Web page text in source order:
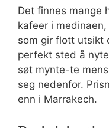
Det finnes mange
kafeer i
som gir flott utsikt
perfekt sted å
søt mynte-te
seg nedenfor.
enn i Marrakech.